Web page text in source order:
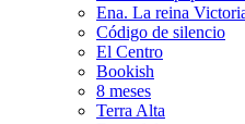
Ena. La reina
Código de silencio
El Centro
Bookish
8 meses
Terra Alta